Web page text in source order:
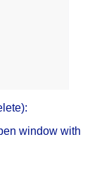
window with